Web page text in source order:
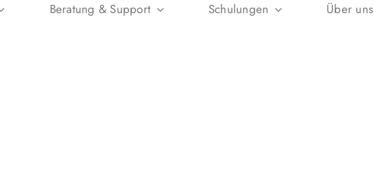
Beratung & Support Schulungen Über uns